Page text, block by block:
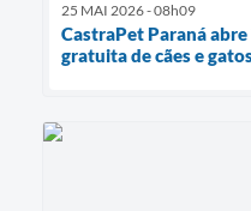
25 MAI 2026 - 08h09
CastraPet Paraná
gratuita de cães e